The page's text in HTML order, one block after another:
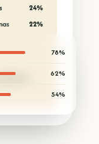
78%
62%
54%